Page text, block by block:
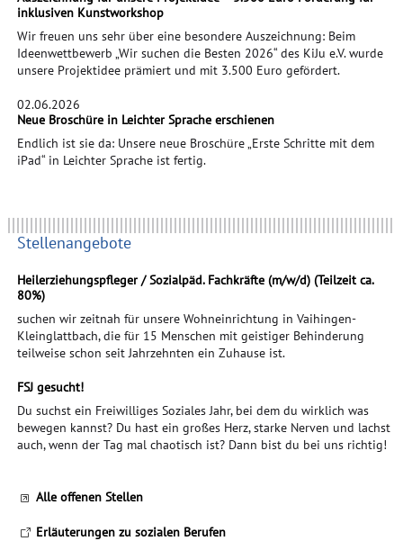
inklusiven Kunstworkshop
Wir freuen uns sehr über eine besondere Auszeichnung: Beim
Ideenwettbewerb „Wir suchen die Besten 2026“ des KiJu e.V. wurde
unsere Projektidee prämiert und mit 3.500 Euro gefördert.
02.06.2026
Neue Broschüre in Leichter Sprache erschienen
Endlich ist sie da: Unsere neue Broschüre „Erste Schritte mit dem
iPad“ in Leichter Sprache ist fertig.
Stellenangebote
Heilerziehungspfleger / Sozialpäd. Fachkräfte (m/w/d) (Teilzeit ca.
80%)
suchen wir zeitnah für unsere Wohneinrichtung in Vaihingen-
Kleinglattbach, die für 15 Menschen mit geistiger Behinderung
teilweise schon seit Jahrzehnten ein Zuhause ist.
FSJ gesucht!
Du suchst ein Freiwilliges Soziales Jahr, bei dem du wirklich was
bewegen kannst? Du hast ein großes Herz, starke Nerven und lachst
auch, wenn der Tag mal chaotisch ist? Dann bist du bei uns richtig!
Alle offenen Stellen
Erläuterungen zu sozialen Berufen